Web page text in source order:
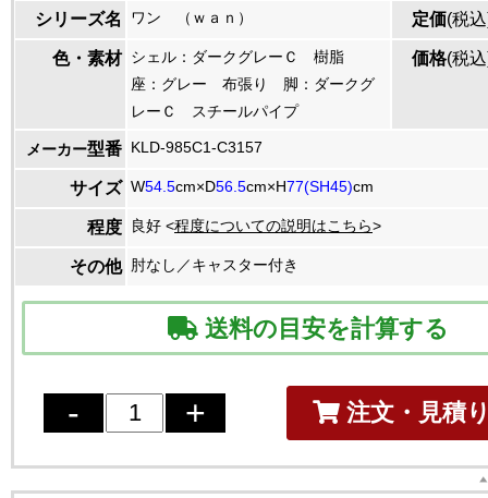
シリーズ名 ワン （ｗａｎ） 定価(税
色・素材 シェル：ダークグレーＣ 樹脂
座：グレー 布張り 脚：ダークグ
レーＣ スチールパイプ
価格(税
メーカー型番 KLD-985C1-C3157
サイズ W54.5cm×D56.5cm×H77(SH45)cm
程度 良好 <程度についての説明はこちら>
その他 肘なし／キャスター付き
送料の目安を計算する
注文・見積